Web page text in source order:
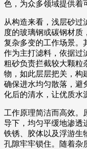
色，为众多领域提供着
从构造来看，浅层砂过
度的玻璃钢或碳钢材质
复杂多变的工作场景。
作为主打滤料，依据过
粗砂负责拦截较大颗粒
物，如此层层把关，构
确保进水均匀散落，避
化后的清水，让优质水
工作原理简洁而高效。
导下，均匀平缓地渗透
铁锈、胶体以及浮游生
孔隙牢牢锁住。随着杂